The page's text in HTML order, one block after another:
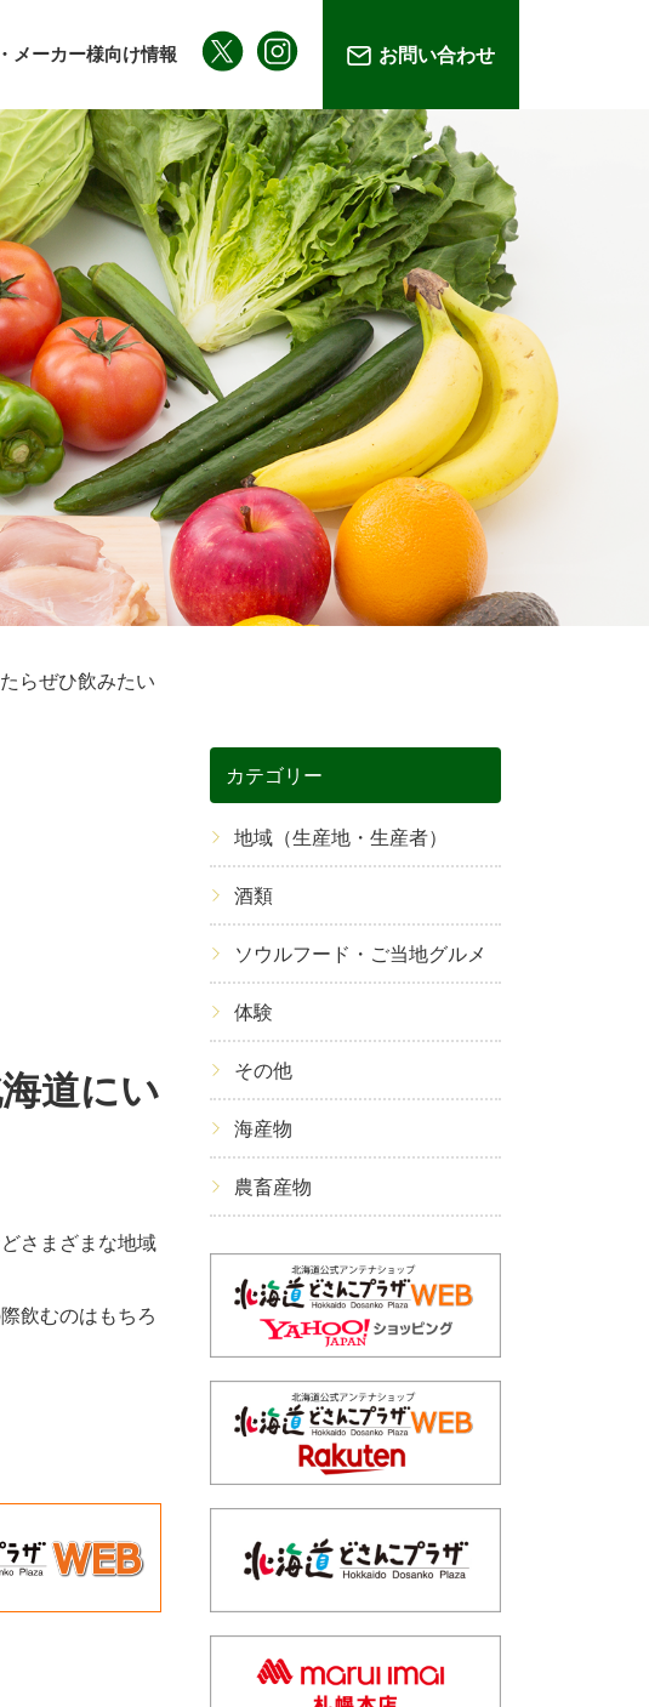
メーカー様向け情報 お問い合わせ
らぜひ飲みたい
道にい
さまざまな地域
飲むのはもちろ
カテゴリー
地域（生産地・生産者）
酒類
ソウルフード・ご当地グルメ
体験
その他
海産物
農畜産物